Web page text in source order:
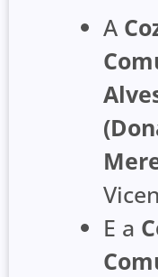
A
E a